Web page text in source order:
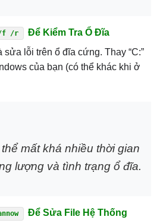
/f /r
Để Kiểm Tra Ổ Đĩa
sửa lỗi trên ổ đĩa cứng. Thay “C:”
của bạn (có thể khác khi ở
mất khá nhiều thời gian
lượng và tình trạng ổ đĩa.
Để Sửa File Hệ Thống